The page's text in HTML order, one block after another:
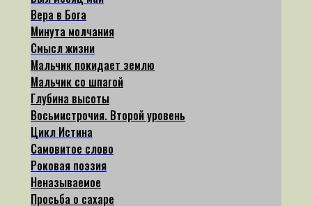
Вера в Бога
Минута молчания
Смысл жизни
Мальчик покидает землю
Мальчик со шпагой
Глубина высоты
Восьмистрочия. Второй уровень
Цикл Истина
Самовитое слово
Роковая поэзия
Неназываемое
Просьба о сахаре